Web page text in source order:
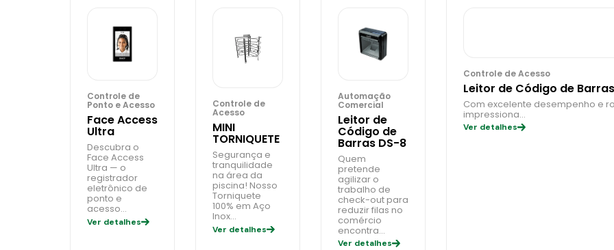
Controle de
Ponto e Acesso
Face Access
Ultra
Descubra o
Face Access
Ultra — o
registrador
eletrônico de
ponto e
acesso…
Ver detalhes
Controle de
Acesso
MINI
TORNIQUETE
Segurança e
tranquilidade
na área da
piscina! Nosso
Torniquete
100% em Aço
Inox…
Ver detalhes
Automação
Comercial
Leitor de
Código de
Barras DS-8
Quem
pretende
agilizar o
trabalho de
check-out para
reduzir filas no
comércio
encontra…
Ver detalhes
Controle de Acesso
Leitor de Código de
Com excelente desempenho e
impressiona…
Ver detalhes